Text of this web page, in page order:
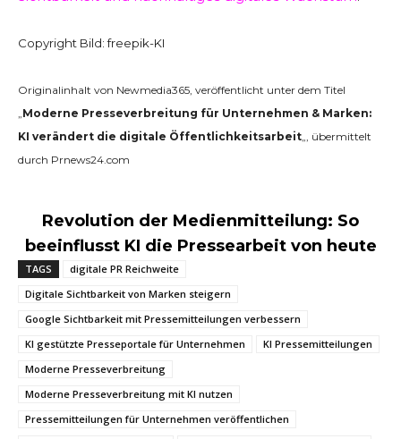
Copyright Bild: freepik-KI
Originalinhalt von Newmedia365, veröffentlicht unter dem Titel
„Moderne Presseverbreitung für Unternehmen & Marken:
KI verändert die digitale Öffentlichkeitsarbeit„, übermittelt
durch Prnews24.com
Revolution der Medienmitteilung: So
beeinflusst KI die Pressearbeit von heute
TAGS
digitale PR Reichweite
Digitale Sichtbarkeit von Marken steigern
Google Sichtbarkeit mit Pressemitteilungen verbessern
KI gestützte Presseportale für Unternehmen
KI Pressemitteilungen
Moderne Presseverbreitung
Moderne Presseverbreitung mit KI nutzen
Pressemitteilungen für Unternehmen veröffentlichen